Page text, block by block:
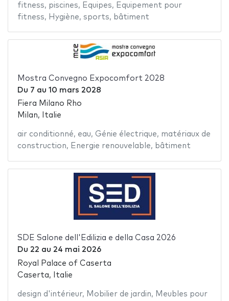
fitness, piscines, Equipes, Equipement pour
fitness, Hygiène, sports, bâtiment
Mostra Convegno Expocomfort 2028
Du 7 au 10 mars 2028
Fiera Milano Rho
Milan, Italie
air conditionné, eau, Génie électrique, matériaux de
construction, Energie renouvelable, bâtiment
SDE Salone dell'Edilizia e della Casa 2026
Du 22 au 24 mai 2026
Royal Palace of Caserta
Caserta, Italie
design d'intérieur, Mobilier de jardin, Meubles pour